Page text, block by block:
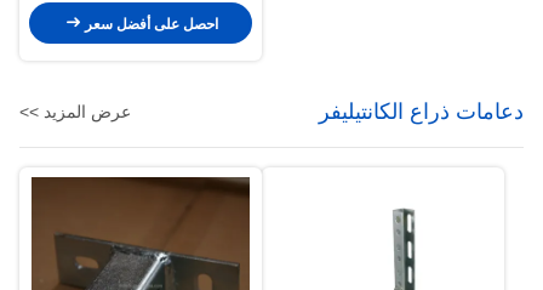
احصل على أفضل سعر
دعامات ذراع الكانتيليفر عرض المزيد >>